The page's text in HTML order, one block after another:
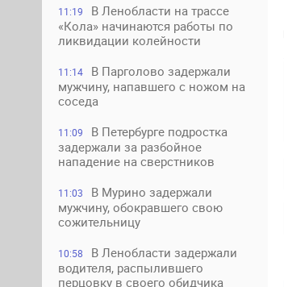
11:19
В Ленобласти на трассе
«Кола» начинаются работы по
ликвидации колейности
11:14
В Парголово задержали
мужчину, напавшего с ножом на
соседа
11:09
В Петербурге подростка
задержали за разбойное
нападение на сверстников
11:03
В Мурино задержали
мужчину, обокравшего свою
сожительницу
10:58
В Ленобласти задержали
водителя, распылившего
перцовку в своего обидчика